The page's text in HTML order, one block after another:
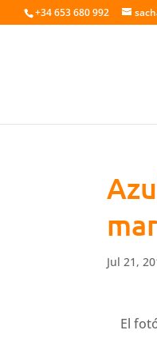
+34 653 680 992
Jul 21,
El